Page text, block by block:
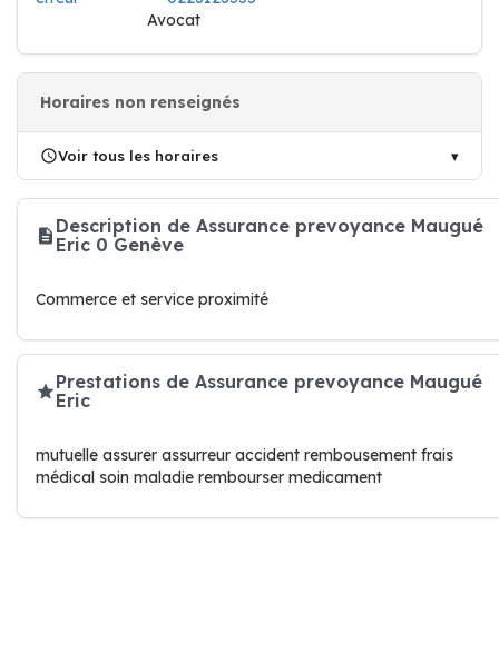
Avocat
Horaires non renseignés
Voir tous les horaires
Description de Assurance prevoyance Maugué
Eric 0 Genève
Commerce et service proximité
Prestations de Assurance prevoyance Maugué
Eric
mutuelle assurer assurreur accident rembousement frais
médical soin maladie rembourser medicament